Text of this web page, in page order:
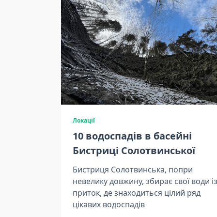
Локації
10 водоспадів в басейні
Бистриці Солотвинської
Бистриця Солотвинська, попри
невелику довжину, збирає свої води із
приток, де знаходиться цілий ряд
цікавих водоспадів